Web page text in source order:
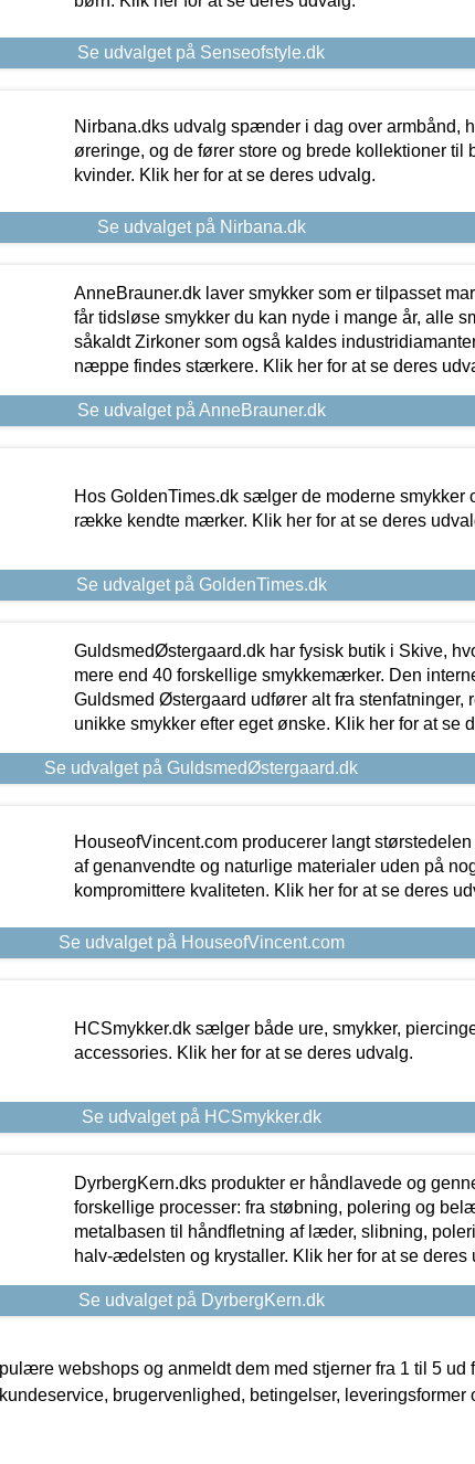
Se udvalget på Senseofstyle.dk
Nirbana.dks udvalg spænder i dag over armbånd,
øreringe, og de fører store og brede kollektioner til
kvinder. Klik her for at se deres udvalg.
Se udvalget på Nirbana.dk
AnneBrauner.dk laver smykker som er tilpasset
får tidsløse smykker du kan nyde i mange år, alle
såkaldt Zirkoner som også kaldes
næppe findes stærkere. Klik her for at se deres
Se udvalget på AnneBrauner.dk
Hos GoldenTimes.dk sælger de moderne smykker
række kendte mærker. Klik her for at se deres
Se udvalget på GoldenTimes.dk
GuldsmedØstergaard.dk har fysisk butik i Skive,
mere end 40 forskellige smykkemærker. Den
Guldsmed Østergaard udfører alt fra stenfatninger,
unikke smykker efter eget ønske. Klik her for at se
Se udvalget på GuldsmedØstergaard.dk
HouseofVincent.com producerer langt
af genanvendte og naturlige materialer uden på
kompromittere kvaliteten. Klik her for at se deres
Se udvalget på HouseofVincent.com
HCSmykker.dk sælger både ure, smykker,
accessories. Klik her for at se deres udvalg.
Se udvalget på HCSmykker.dk
DyrbergKern.dks produkter er håndlavede og
forskellige processer: fra støbning, polering og
metalbasen til håndfletning af læder, slibning,
halv-ædelsten og krystaller. Klik her for at se deres
Se udvalget på DyrbergKern.dk
webshops og anmeldt dem med stjerner fra 1 til 5 ud
brugervenlighed, betingelser, leveringsformer